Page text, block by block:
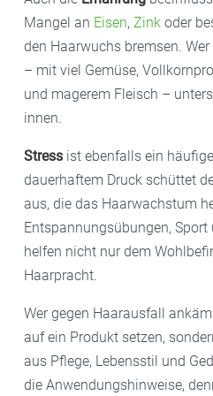
Mangel an Eisen, Zink oder
den Haarwuchs bremsen.
– mit viel Gemüse,
und magerem Fleisch –
innen.
Stress ist ebenfalls ein
dauerhaftem Druck schüttet
aus, die das Haarwachstum
Entspannungsübungen,
helfen nicht nur dem
Haarpracht.
Wer gegen Haarausfall
auf ein Produkt setzen,
aus Pflege, Lebensstil und
die Anwendungshinweise,